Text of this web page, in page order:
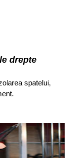
drepte
spatelui,